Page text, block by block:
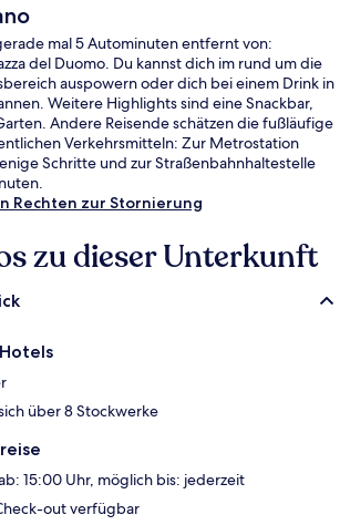
mal 5 Autominuten entfernt von:
del Duomo. Du kannst dich im rund um die
auspowern oder dich bei einem Drink in
Weitere Highlights sind eine Snackbar,
Andere Reisende schätzen die fußläufige
Verkehrsmitteln: Zur Metrostation
Schritte und zur Straßenbahnhaltestelle
Rechten zur Stornierung
zu dieser Unterkunft
über 8 Stockwerke
15:00 Uhr, möglich bis: jederzeit
out verfügbar